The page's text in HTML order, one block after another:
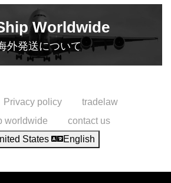
Worldwide
外発送について
Privacy policy
tradelaw
worldwide
contact us
States
English